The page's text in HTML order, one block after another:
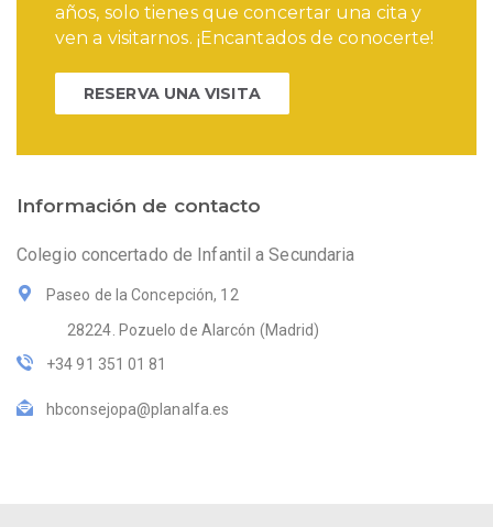
años, solo tienes que concertar una cita y
ven a visitarnos. ¡Encantados de conocerte!
RESERVA UNA VISITA
Información de contacto
Colegio concertado de Infantil a Secundaria
Paseo de la Concepción, 12
28224. Pozuelo de Alarcón (Madrid)
+34 91 351 01 81
hbconsejopa@planalfa.es